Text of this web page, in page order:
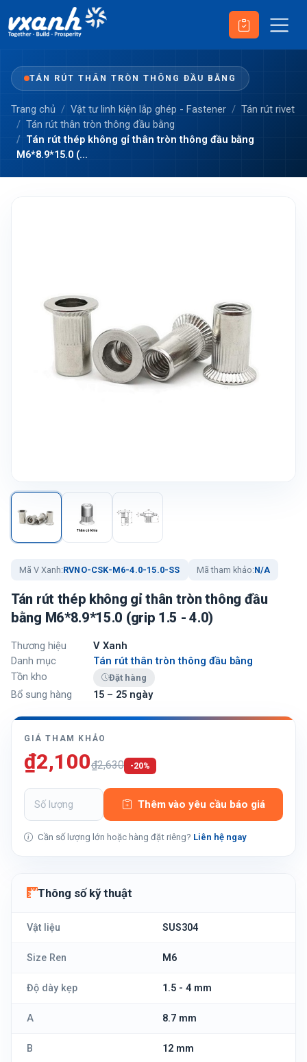
TÁN RÚT THÂN TRÒN THÔNG ĐẦU BẰNG
Trang chủ Vật tư linh kiện lắp ghép - Fastener
Tán rút rivet
Tán rút thân tròn thông đầu bằng
Tán rút thép không gỉ thân tròn thông đầu bằng
M6*8.9*15.0 (...
Mã V Xanh:RVNO-CSK-M6-4.0-15.0-SS Mã tham khảo:N/A
Tán rút thép không gỉ thân tròn thông đầu
bằng M6*8.9*15.0 (grip 1.5 - 4.0)
Thương hiệu
V Xanh
Danh mục
Tán rút thân tròn thông đầu bằng
Tồn kho
Đặt hàng
Bổ sung hàng 15 – 25 ngày
GIÁ THAM KHẢO
₫2,100₫2,630 -20%
Thêm vào yêu cầu báo giá
Cần số lượng lớn hoặc hàng đặt riêng? Liên hệ ngay
Thông số kỹ thuật
Vật liệu SUS304
Size Ren M6
Độ dày kẹp 1.5 - 4 mm
A 8.7 mm
B 12 mm